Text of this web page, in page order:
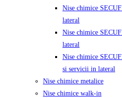
Nise chimice
lateral
Nise chimice
lateral
Nise chimice
si servicii in lateral
Nise chimice metalice
Nise chimice walk-in